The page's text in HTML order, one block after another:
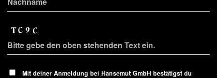
Mit deiner Anmeldung bei Hansemut GmbH bestätigst du